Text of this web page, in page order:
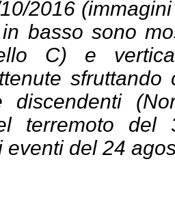
2016
basso sono
C) e
discendenti
terremoto
eventi del 24